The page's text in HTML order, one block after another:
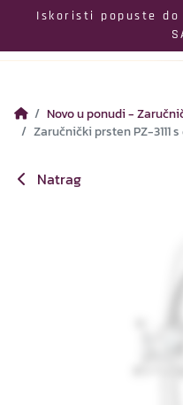
Iskoristi popuste do
Izbornik
Profil
Novo u ponudi -
Zaručnički prsten PZ-3111
Natrag